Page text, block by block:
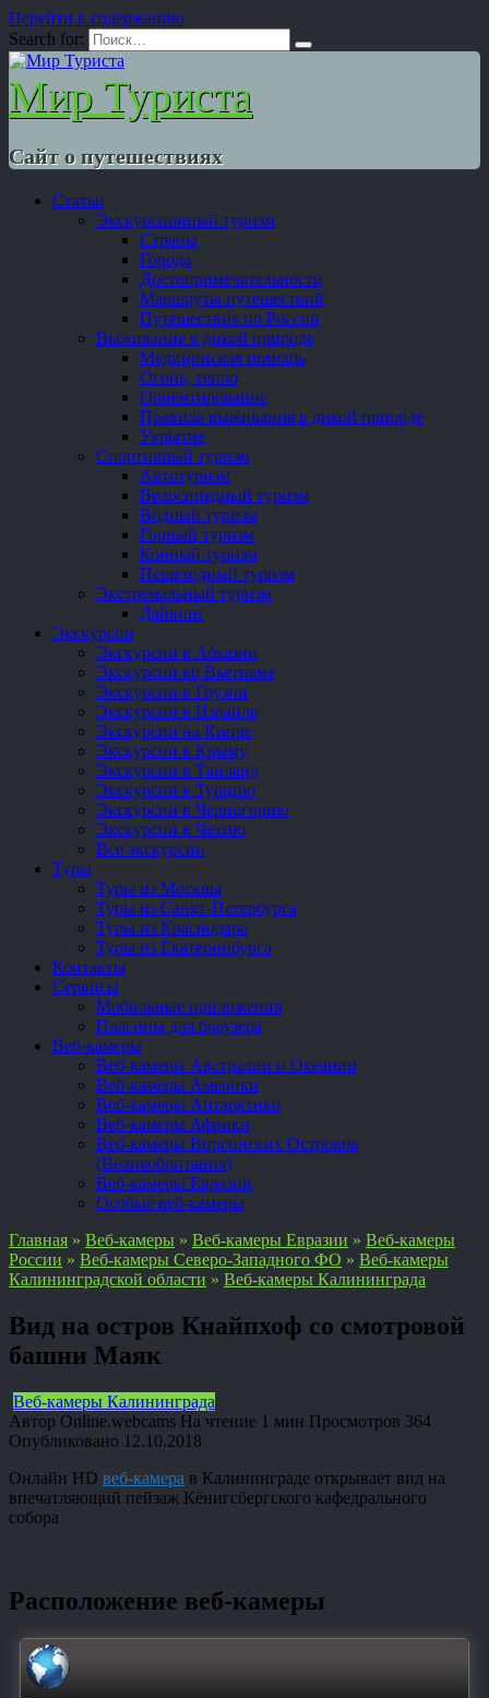
Перейти к содержанию
Search for:
Мир Туриста
Сайт о путешествиях
Статьи
Экскурсионный туризм
Страны
Города
Достопримечательности
Маршруты путешествий
Путешествия по России
Выживание в дикой природе
Медицинская помощь
Огонь, тепло
Ориентирование
Правила выживания в дикой природе
Укрытие
Спортивный туризм
Автотуризм
Велосипедный туризм
Водный туризм
Горный туризм
Конный туризм
Пешеходный туризм
Экстремальный туризм
Дайвинг
Экскурсии
Экскурсии в Абхазии
Экскурсии во Вьетнаме
Экскурсии в Грузии
Экскурсии в Израиле
Экскурсии на Кипре
Экскурсии в Крыму
Экскурсии в Таиланд
Экскурсии в Турцию
Экскурсии в Черногорию
Экскурсии в Чехию
Все экскурсии
Туры
Туры из Москвы
Туры из Санкт-Петербурга
Туры из Краснодара
Туры из Екатеринбурга
Контакты
Сервисы
Мобильные приложения
Плагины для браузера
Веб-камеры
Веб-камеры Австралии и Океании
Веб-камеры Америки
Веб-камеры Антарктики
Веб-камеры Африки
Веб-камеры Виргинских Островов
(Великобритания)
Веб-камеры Евразии
Особые веб-камеры
Главная » Веб-камеры » Веб-камеры Евразии » Веб-камеры
России » Веб-камеры Северо-Западного ФО » Веб-камеры
Калининградской области » Веб-камеры Калининграда
Вид на остров Кнайпхоф со смотровой
башни Маяк
Веб-камеры Калининграда
Автор Online.webcams На чтение 1 мин Просмотров 364
Опубликовано 12.10.2018
Онлайн HD веб-камера в Калининграде открывает вид на
впечатляющий пейзаж Кёнигсбергского кафедрального
собора
Расположение веб-камеры